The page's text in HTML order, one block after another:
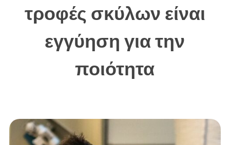
τροφές σκύλων είναι
εγγύηση για την
ποιότητα